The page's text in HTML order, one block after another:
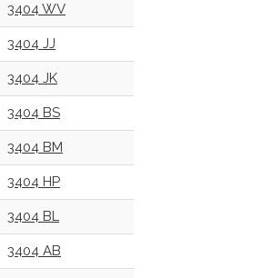
3404 WV
3404 JJ
3404 JK
3404 BS
3404 BM
3404 HP
3404 BL
3404 AB